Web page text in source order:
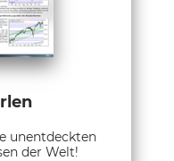
unentdeckten
der Welt!